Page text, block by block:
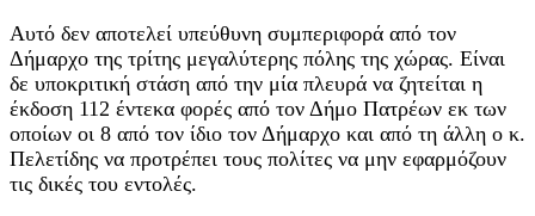
Αυτό δεν αποτελεί υπεύθυνη συμπεριφορά από τον
Δήμαρχο της τρίτης μεγαλύτερης πόλης της χώρας. Είναι
δε υποκριτική στάση από την μία πλευρά να ζητείται η
έκδοση 112 έντεκα φορές από τον Δήμο Πατρέων εκ των
οποίων οι 8 από τον ίδιο τον Δήμαρχο και από τη άλλη ο κ.
Πελετίδης να προτρέπει τους πολίτες να μην εφαρμόζουν
τις δικές του εντολές.